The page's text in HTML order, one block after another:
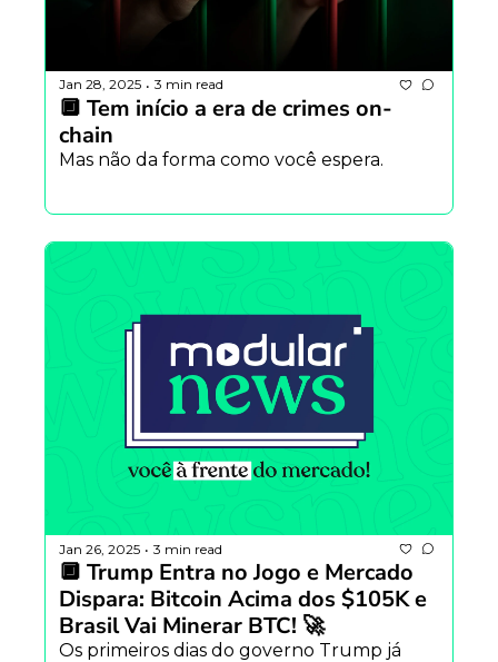
Jan 28, 2025 • 3 min read
🔲 Tem início a era de crimes on-
chain
Mas não da forma como você espera.
Jan 26, 2025 • 3 min read
🔲 Trump Entra no Jogo e Mercado
Dispara: Bitcoin Acima dos $105K e
Brasil Vai Minerar BTC! 🚀
Os primeiros dias do governo Trump já